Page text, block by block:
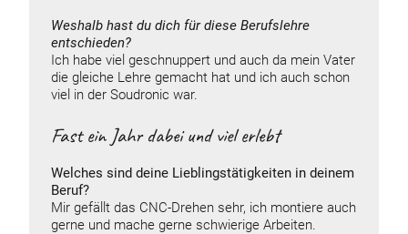
Weshalb hast du dich für diese Berufslehre
entschieden?
Ich habe viel geschnuppert und auch da mein Vater
die gleiche Lehre gemacht hat und ich auch schon
viel in der Soudronic war.
Fast ein Jahr dabei und viel erlebt
Welches sind deine Lieblingstätigkeiten in deinem
Beruf?
Mir gefällt das CNC-Drehen sehr, ich montiere auch
gerne und mache gerne schwierige Arbeiten.